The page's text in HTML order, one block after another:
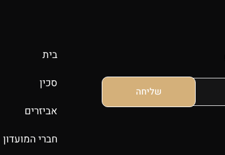
שליחה
בית
סכין
אביזרים
חברי המועדון